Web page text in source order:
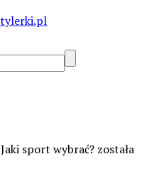
Jaki sport wybrać? została